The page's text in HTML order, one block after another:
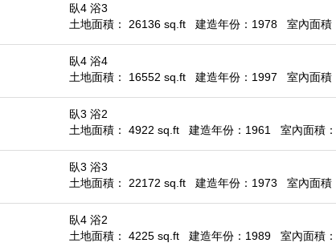
臥4 浴3
土地面積： 26136 sq.ft
建造年份：1978 室內面積
臥4 浴4
土地面積： 16552 sq.ft
建造年份：1997 室內面積
臥3 浴2
土地面積： 4922 sq.ft
建造年份：1961 室內面積
臥3 浴3
土地面積： 22172 sq.ft
建造年份：1973 室內面積
臥4 浴2
土地面積： 4225 sq.ft
建造年份：1989 室內面積